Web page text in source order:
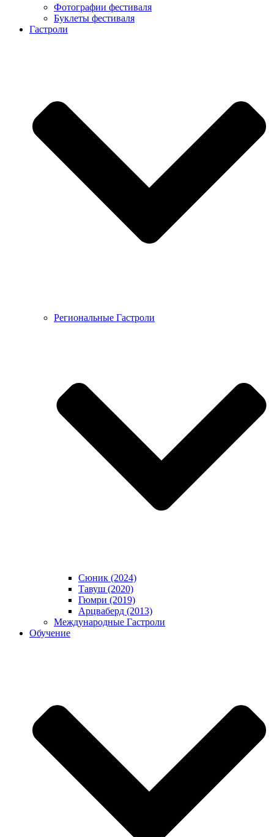
Фотографии фестиваля
Буклеты фестиваля
Гастроли
Региональные Гастроли
Сюник (2024)
Тавуш (2020)
Гюмри (2019)
Арцваберд (2013)
Международные Гастроли
Обучение